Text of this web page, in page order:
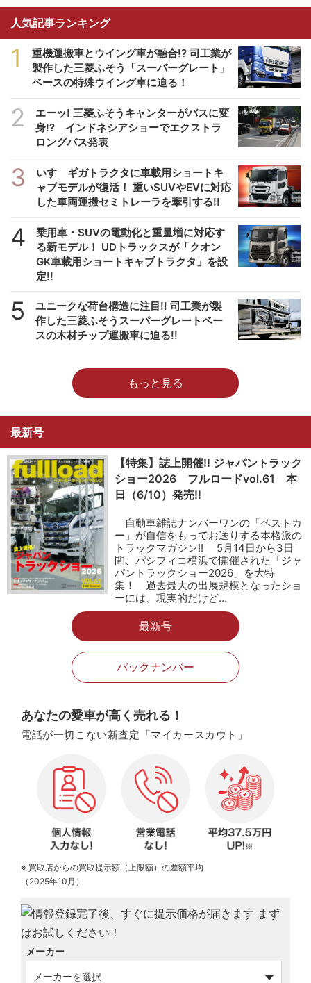
人気記事ランキング
1
重機運搬車とウイング車が融合!? 司工業が
製作した三菱ふそう「スーパーグレート」
ベースの特殊ウイング車に迫る！
2
エーッ! 三菱ふそうキャンターがバスに変
身!? インドネシアショーでエクストラ
ロングバス発表
3
いすゞギガトラクタに車載用ショートキ
ャブモデルが復活！ 重いSUVやEVに対応
した車両運搬セミトレーラを牽引する!!
4
乗用車・SUVの電動化と重量増に対応す
る新モデル！ UDトラックスが「クオン
GK車載用ショートキャブトラクタ」を設
定!!
5
ユニークな荷台構造に注目!! 司工業が製
作した三菱ふそうスーパーグレートベー
スの木材チップ運搬車に迫る!!
もっと見る
最新号
【特集】誌上開催!! ジャパントラック
ショー2026 フルロードvol.61 本
日（6/10）発売!!
自動車雑誌ナンバーワンの「ベストカ
ー」が自信をもってお送りする本格派の
トラックマガジン!! 5月14日から3日
間、パシフィコ横浜で開催された「ジャ
パントラックショー2026」を大特
集！ 過去最大の出展規模となったショ
ーには、現実的だけど…
最新号
バックナンバー
あなたの愛車が高く売れる！
電話が一切こない新査定「マイカースカウト」
※ 買取店からの買取提示額（上限額）の差額平均
（2025年10月）
メーカー